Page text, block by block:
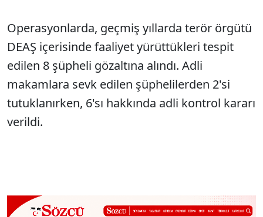
Operasyonlarda, geçmiş yıllarda terör örgütü
DEAŞ içerisinde faaliyet yürüttükleri tespit
edilen 8 şüpheli gözaltına alındı. Adli
makamlara sevk edilen şüphelilerden 2'si
tutuklanırken, 6'sı hakkında adli kontrol kararı
verildi.